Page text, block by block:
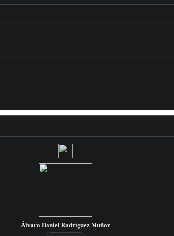
Álvaro Daniel Rodríguez Muñoz